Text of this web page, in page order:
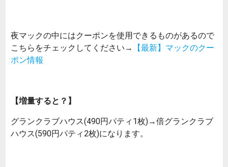
夜マックの中にはクーポンを使用できるものがあるので
こちらをチェックしてください→
【最新】マックのクー
ポン情報
【増量すると？】
グランクラブハウス(490円パティ1枚)→倍グランクラブ
ハウス(590円パティ2枚)になります。